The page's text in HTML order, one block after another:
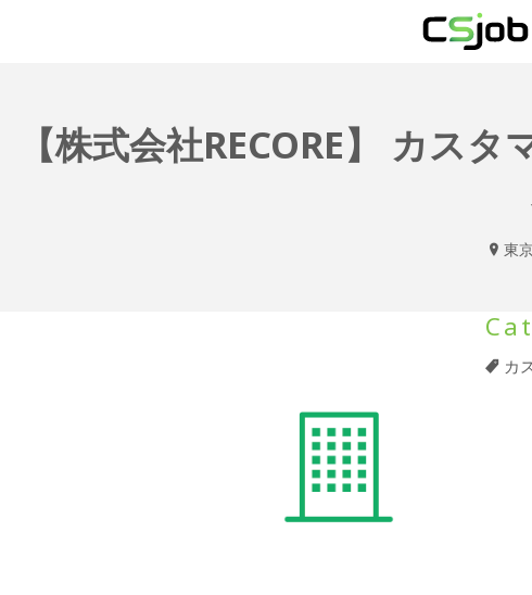
【株式会社RECORE】 カス
東
カ